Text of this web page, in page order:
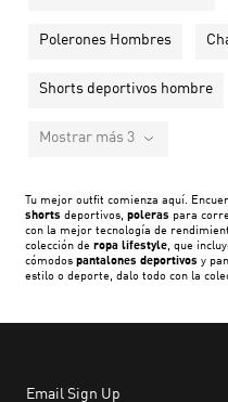
Polerones Hombres
Shorts deportivos hombre
Mostrar más 3
Tu mejor outfit comienza aquí.
shorts deportivos, poleras para
con la mejor tecnología de
colección de ropa lifestyle, que
cómodos pantalones deportivos y
estilo o deporte, dalo todo con la